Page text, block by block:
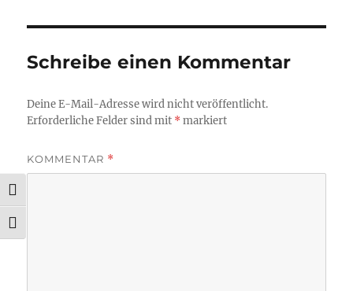
UMSCHALTEN AUF HOHE KONTRASTE
SCHRIFT VERGRÖSSERN
Schreibe einen Kommentar
Deine E-Mail-Adresse wird nicht veröffentlicht.
Erforderliche Felder sind mit *markiert
KOMMENTAR *